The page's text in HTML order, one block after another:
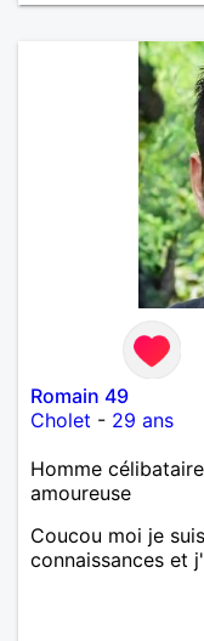
Romain 49
Cholet - 29 ans
Homme
amoureuse
Coucou moi je
connaissances et